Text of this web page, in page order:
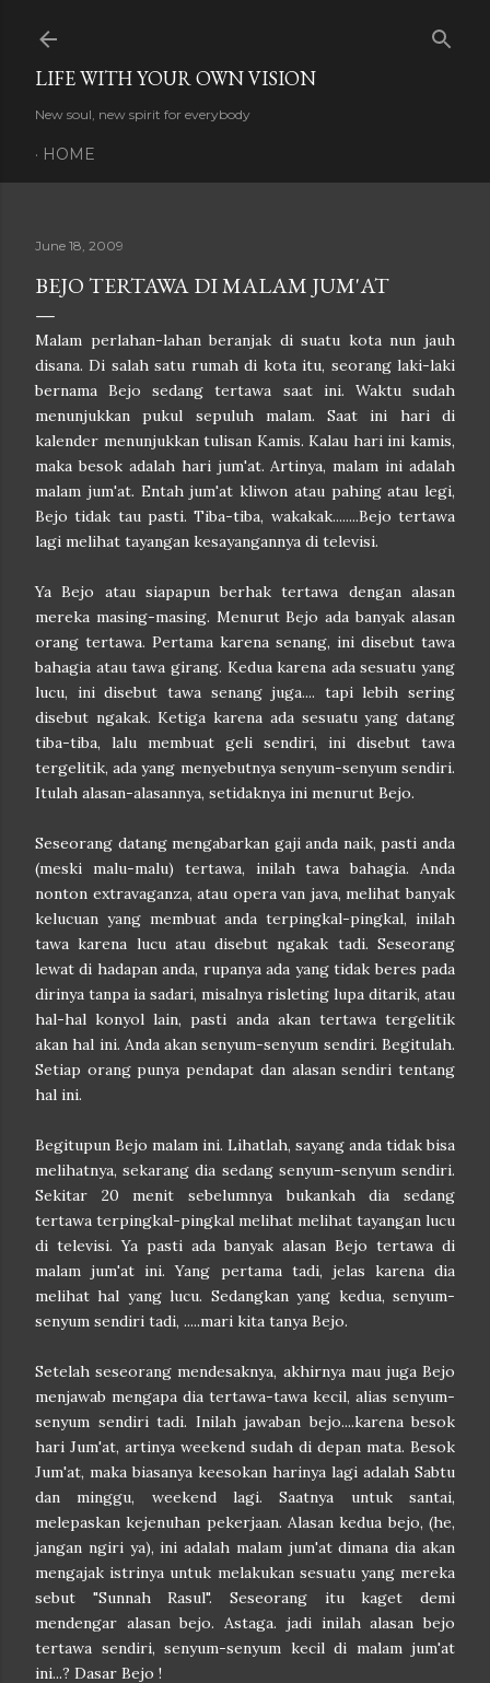
LIFE WITH YOUR OWN VISION
New soul, new spirit for everybody
HOME
June 18, 2009
BEJO TERTAWA DI MALAM JUM'AT
Malam perlahan-lahan beranjak di suatu kota nun jauh
disana. Di salah satu rumah di kota itu, seorang laki-laki
bernama Bejo sedang tertawa saat ini. Waktu sudah
menunjukkan pukul sepuluh malam. Saat ini hari di
kalender menunjukkan tulisan Kamis. Kalau hari ini kamis,
maka besok adalah hari jum'at. Artinya, malam ini adalah
malam jum'at. Entah jum'at kliwon atau pahing atau legi,
Bejo tidak tau pasti. Tiba-tiba, wakakak........Bejo tertawa
lagi melihat tayangan kesayangannya di televisi.
Ya Bejo atau siapapun berhak tertawa dengan alasan
mereka masing-masing. Menurut Bejo ada banyak alasan
orang tertawa. Pertama karena senang, ini disebut tawa
bahagia atau tawa girang. Kedua karena ada sesuatu yang
lucu, ini disebut tawa senang juga.... tapi lebih sering
disebut ngakak. Ketiga karena ada sesuatu yang datang
tiba-tiba, lalu membuat geli sendiri, ini disebut tawa
tergelitik, ada yang menyebutnya senyum-senyum sendiri.
Itulah alasan-alasannya, setidaknya ini menurut Bejo.
Seseorang datang mengabarkan gaji anda naik, pasti anda
(meski malu-malu) tertawa, inilah tawa bahagia. Anda
nonton extravaganza, atau opera van java, melihat banyak
kelucuan yang membuat anda terpingkal-pingkal, inilah
tawa karena lucu atau disebut ngakak tadi. Seseorang
lewat di hadapan anda, rupanya ada yang tidak beres pada
dirinya tanpa ia sadari, misalnya risleting lupa ditarik, atau
hal-hal konyol lain, pasti anda akan tertawa tergelitik
akan hal ini. Anda akan senyum-senyum sendiri. Begitulah.
Setiap orang punya pendapat dan alasan sendiri tentang
hal ini.
Begitupun Bejo malam ini. Lihatlah, sayang anda tidak bisa
melihatnya, sekarang dia sedang senyum-senyum sendiri.
Sekitar 20 menit sebelumnya bukankah dia sedang
tertawa terpingkal-pingkal melihat melihat tayangan lucu
di televisi. Ya pasti ada banyak alasan Bejo tertawa di
malam jum'at ini. Yang pertama tadi, jelas karena dia
melihat hal yang lucu. Sedangkan yang kedua, senyum-
senyum sendiri tadi, .....mari kita tanya Bejo.
Setelah seseorang mendesaknya, akhirnya mau juga Bejo
menjawab mengapa dia tertawa-tawa kecil, alias senyum-
senyum sendiri tadi. Inilah jawaban bejo....karena besok
hari Jum'at, artinya weekend sudah di depan mata. Besok
Jum'at, maka biasanya keesokan harinya lagi adalah Sabtu
dan minggu, weekend lagi. Saatnya untuk santai,
melepaskan kejenuhan pekerjaan. Alasan kedua bejo, (he,
jangan ngiri ya), ini adalah malam jum'at dimana dia akan
mengajak istrinya untuk melakukan sesuatu yang mereka
sebut "Sunnah Rasul". Seseorang itu kaget demi
mendengar alasan bejo. Astaga. jadi inilah alasan bejo
tertawa sendiri, senyum-senyum kecil di malam jum'at
ini...? Dasar Bejo !